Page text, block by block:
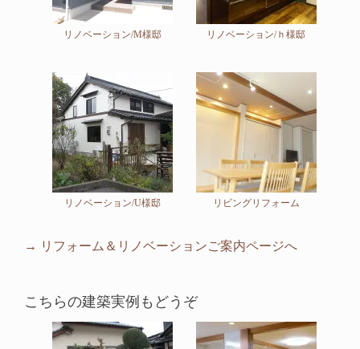
リノベーション/M様邸 リノベーション/ｈ様邸
リノベーション/U様邸 リビングリフォーム
→ リフォーム＆リノベーションご案内ページへ
こちらの建築実例もどうぞ